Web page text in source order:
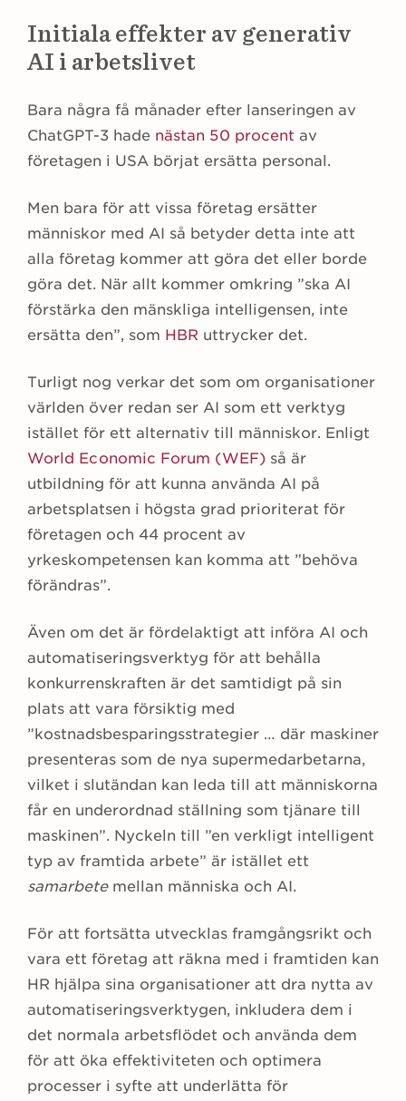
Initiala effekter av generativ
AI i arbetslivet
Bara några få månader efter lanseringen av
ChatGPT-3 hade nästan 50 procent av
företagen i USA börjat ersätta personal.
Men bara för att vissa företag ersätter
människor med AI så betyder detta inte att
alla företag kommer att göra det eller borde
göra det. När allt kommer omkring ”ska AI
förstärka den mänskliga intelligensen, inte
ersätta den”, som HBR uttrycker det.
Turligt nog verkar det som om organisationer
världen över redan ser AI som ett verktyg
istället för ett alternativ till människor. Enligt
World Economic Forum (WEF)så är
utbildning för att kunna använda AI på
arbetsplatsen i högsta grad prioriterat för
företagen och 44 procent av
yrkeskompetensen kan komma att ”behöva
förändras”.
Även om det är fördelaktigt att införa AI och
automatiseringsverktyg för att behålla
konkurrenskraften är det samtidigt på sin
plats att vara försiktig med
”kostnadsbesparingsstrategier … där maskiner
presenteras som de nya supermedarbetarna,
vilket i slutändan kan leda till att människorna
får en underordnad ställning som tjänare till
maskinen”. Nyckeln till ”en verkligt intelligent
typ av framtida arbete” är istället ett
samarbetemellan människa och AI.
För att fortsätta utvecklas framgångsrikt och
vara ett företag att räkna med i framtiden kan
HR hjälpa sina organisationer att dra nytta av
automatiseringsverktygen, inkludera dem i
det normala arbetsflödet och använda dem
för att öka effektiviteten och optimera
processer i syfte att underlätta för